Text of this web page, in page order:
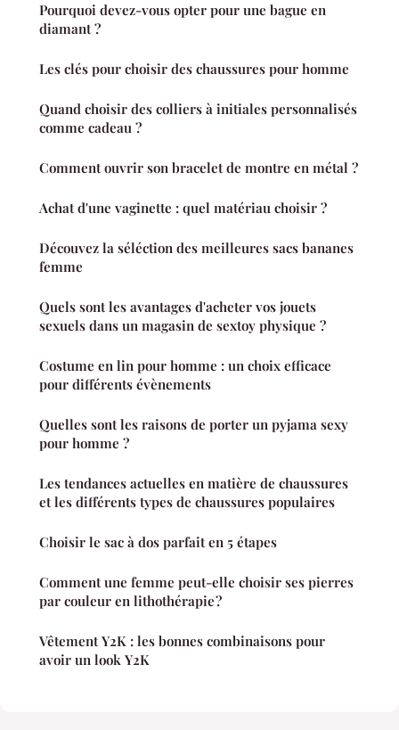
Pourquoi devez-vous opter pour une bague en
diamant ?
Les clés pour choisir des chaussures pour homme
Quand choisir des colliers à initiales personnalisés
comme cadeau ?
Comment ouvrir son bracelet de montre en métal ?
Achat d'une vaginette : quel matériau choisir ?
Découvez la séléction des meilleures sacs bananes
femme
Quels sont les avantages d'acheter vos jouets
sexuels dans un magasin de sextoy physique ?
Costume en lin pour homme : un choix efficace
pour différents évènements
Quelles sont les raisons de porter un pyjama sexy
pour homme ?
Les tendances actuelles en matière de chaussures
et les différents types de chaussures populaires
Choisir le sac à dos parfait en 5 étapes
Comment une femme peut-elle choisir ses pierres
par couleur en lithothérapie ?
Vêtement Y2K : les bonnes combinaisons pour
avoir un look Y2K